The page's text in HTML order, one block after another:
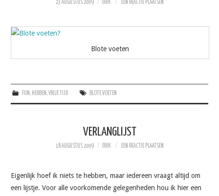
23 AUGUSTUS 2009 ERIK EEN REACTIE PLAATSEN
Blote voeten
FUN , HEBBEN ,VRIJE TIJD BLOTE VOETEN
VERLANGLIJST
18 AUGUSTUS 2009 ERIK EEN REACTIE PLAATSEN
Eigenlijk hoef ik niets te hebben, maar iedereen vraagt altijd om
een lijstje. Voor alle voorkomende gelegenheden hou ik hier een